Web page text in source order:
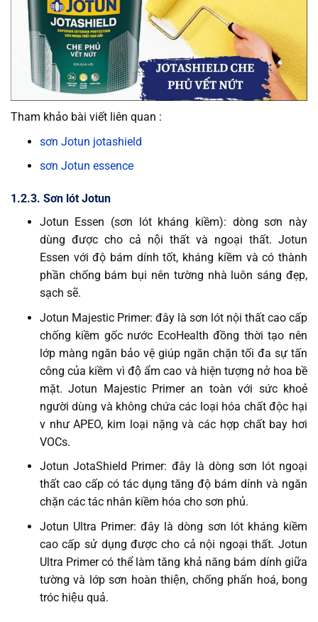
Tham khảo bài viết liên quan :
sơn Jotun jotashield
sơn Jotun essence
1.2.3. Sơn lót Jotun
Jotun Essen (sơn lót kháng kiềm): dòng sơn này
dùng được cho cả nội thất và ngoại thất. Jotun
Essen với độ bám dính tốt, kháng kiềm và có thành
phần chống bám bụi nên tường nhà luôn sáng đẹp,
sạch sẽ.
Jotun Majestic Primer: đây là sơn lót nội thất cao cấp
chống kiềm gốc nước EcoHealth đồng thời tạo nên
lớp màng ngăn bảo vệ giúp ngăn chặn tối đa sự tấn
công của kiềm vì độ ẩm cao và hiện tượng nở hoa bề
mặt. Jotun Majestic Primer an toàn với sức khoẻ
người dùng và không chứa các loại hóa chất độc hại
v như APEO, kim loại nặng và các hợp chất bay hơi
VOCs.
Jotun JotaShield Primer: đây là dòng sơn lót ngoại
thất cao cấp có tác dụng tăng độ bám dính và ngăn
chặn các tác nhân kiềm hóa cho sơn phủ.
Jotun Ultra Primer: đây là dòng sơn lót kháng kiềm
cao cấp sử dụng được cho cả nội ngoại thất. Jotun
Ultra Primer có thể làm tăng khả năng bám dính giữa
tường và lớp sơn hoàn thiện, chống phấn hoá, bong
tróc hiệu quả.